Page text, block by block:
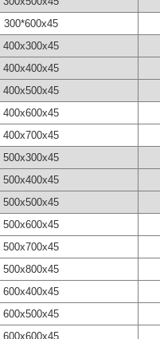
300*600х45
400х300х45
400х400х45
400х500х45
400х600х45
400х700х45
500х300х45
500х400х45
500х500х45
500х600х45
500х700х45
500х800х45
600х400х45
600х500х45
600х600х45